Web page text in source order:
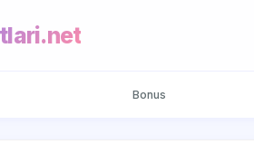
Bonus